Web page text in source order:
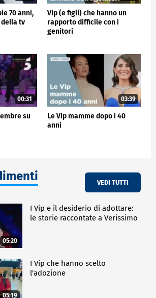
70 anni,
tv
Vip (e figli) che hanno un
rapporto difficile con i
genitori
00:31
su
03:39
Le Vip mamme dopo i 40
anni
VEDI TUTTI
05:20
I Vip e il desiderio di adottare:
le storie raccontate a Verissimo
05:19
I Vip che hanno scelto
l'adozione